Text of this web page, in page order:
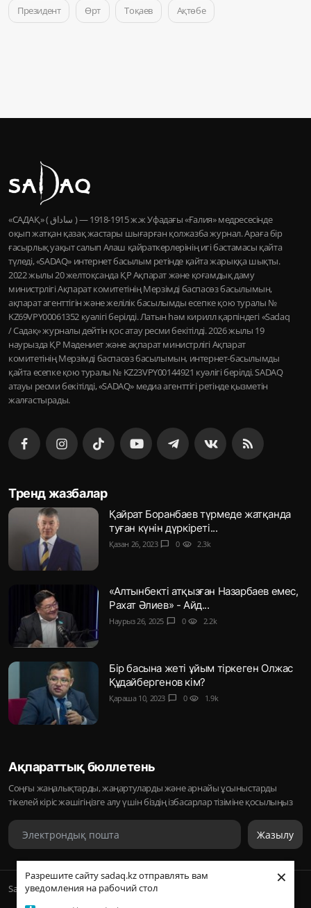
Разрешите сайту sadaq.kz отправлять вам
уведомления на рабочий стол
×
Президент Өрт Тоқаев Ақтөбе
«САДАҚ» ( ساداق ) — 1915-1918 ж.ж Уфадағы «Ғалия» медресесінде
оқып жатқан қазақ жастары шығарған қолжазба журнал. Араға бір
ғасырлық уақыт салып Алаш қайраткерлерінің игі бастамасы қайта
түледі, «SADAQ» интернет басылым ретінде қайта жарыққа шықты.
2022 жылы 20 желтоқсанда ҚР Ақпарат және қоғамдық даму
министрлігі Ақпарат комитетінің Мерзімді баспасөз басылымын,
ақпарат агенттігін және желілік басылымды есепке қою туралы №
KZ69VPY00061352 куәлігі берілді. Латын һәм кирилл қарпіндегі «Sadaq
/ Садақ» журналы дейтін қос атау ресми бекітілді. 2026 жылы 19
наурызда ҚР Мәдениет және ақпарат министрлігі Ақпарат
комитетінің Мерзімді баспасөз басылымын, интернет-басылымды
қайта есепке қою туралы № KZ23VPY00144921 куәлігі берілді. SADAQ
атауы ресми бекітілді, «SADAQ» медиа агенттігі ретінде қызметін
жалғастырады.
Тренд жазбалар
Қайрат Боранбаев түрмеде жатқанда
туған күнін дүркіреті...
Қазан 26, 2023 chat_bubble 0 visibility 2.3k
«Алтынбекті атқызған Назарбаев емес,
Рахат Әлиев» - Айд...
Наурыз 26, 2025 chat_bubble 0 visibility 2.2k
Бір басына жеті ұйым тіркеген Олжас
Құдайбергенов кім?
Қараша 10, 2023 chat_bubble 0 visibility 1.9k
Ақпараттық бюллетень
Соңғы жаңалықтарды, жаңартуларды және арнайы ұсыныстарды
тікелей кіріс жәшігіңізге алу үшін біздің ізбасарлар тізіміне қосылыңыз
Жазылу
Sadaq © 2026, Inc. | ᛢᚣᚦᚣᛟ | Барлық құқықтары қорғалған